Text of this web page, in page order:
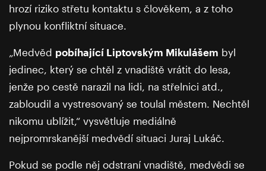
hrozí riziko střetu kontaktu s člověkem, a z toho
plynou konfliktní situace.
„Medvěd pobíhající Liptovským Mikulášem byl
jedinec, který se chtěl z vnadiště vrátit do lesa,
jenže po cestě narazil na lidi, na střelnici atd.,
zabloudil a vystresovaný se toulal městem. Nechtěl
nikomu ublížit,“ vysvětluje mediálně
nejpromrskanější medvědí situaci Juraj Lukáč.
Pokud se podle něj odstraní vnadiště, medvědi se